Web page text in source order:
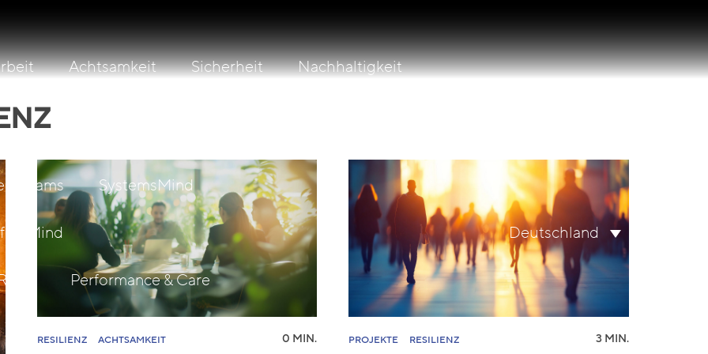
Achtsamkeit Sicherheit
Nachhaltigkeit
SystemsMind
Performance & Care
Deutschland
RESILIENZ ACHTSAMKEIT 0 MIN. PROJEKTE RESILIENZ 3 MIN.